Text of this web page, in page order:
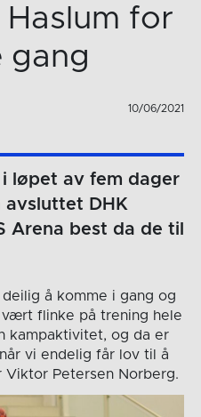
Haslum for
gang
10/06/2021
løpet av fem dager
avsluttet DHK
Arena best da de til
å komme i gang og
flinke på trening hele
kampaktivitet, og da er
vi endelig får lov til å
Viktor Petersen Norberg.